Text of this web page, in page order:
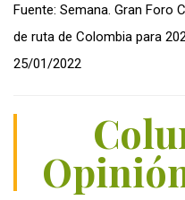
Fuente: Semana. Gran Foro
de ruta de Colombia para
25/01/2022